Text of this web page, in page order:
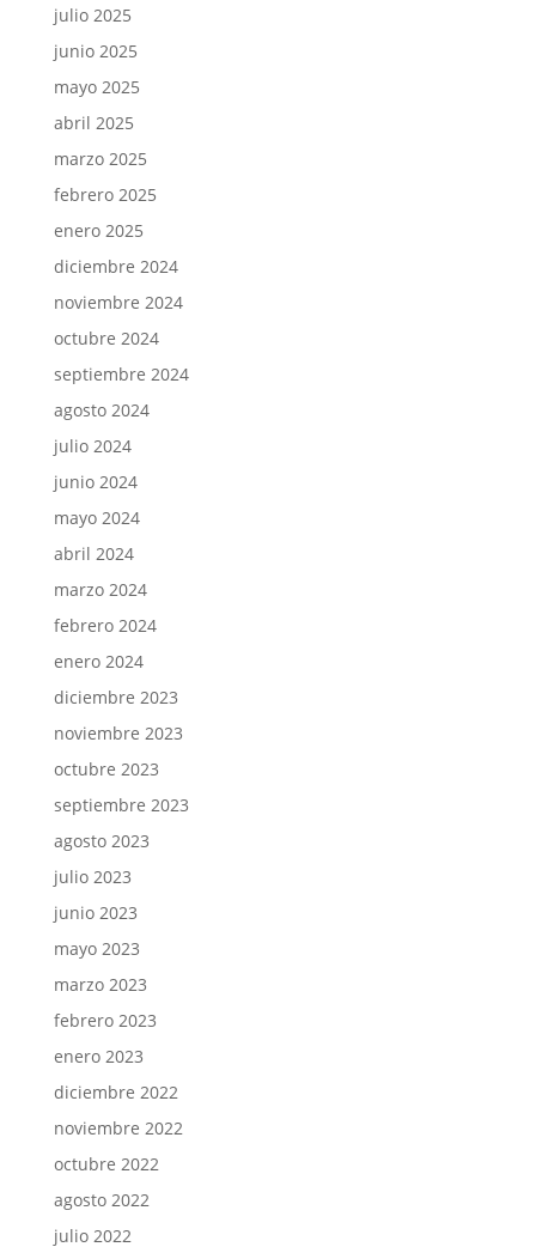
julio 2025
junio 2025
mayo 2025
abril 2025
marzo 2025
febrero 2025
enero 2025
diciembre 2024
noviembre 2024
octubre 2024
septiembre 2024
agosto 2024
julio 2024
junio 2024
mayo 2024
abril 2024
marzo 2024
febrero 2024
enero 2024
diciembre 2023
noviembre 2023
octubre 2023
septiembre 2023
agosto 2023
julio 2023
junio 2023
mayo 2023
marzo 2023
febrero 2023
enero 2023
diciembre 2022
noviembre 2022
octubre 2022
agosto 2022
julio 2022